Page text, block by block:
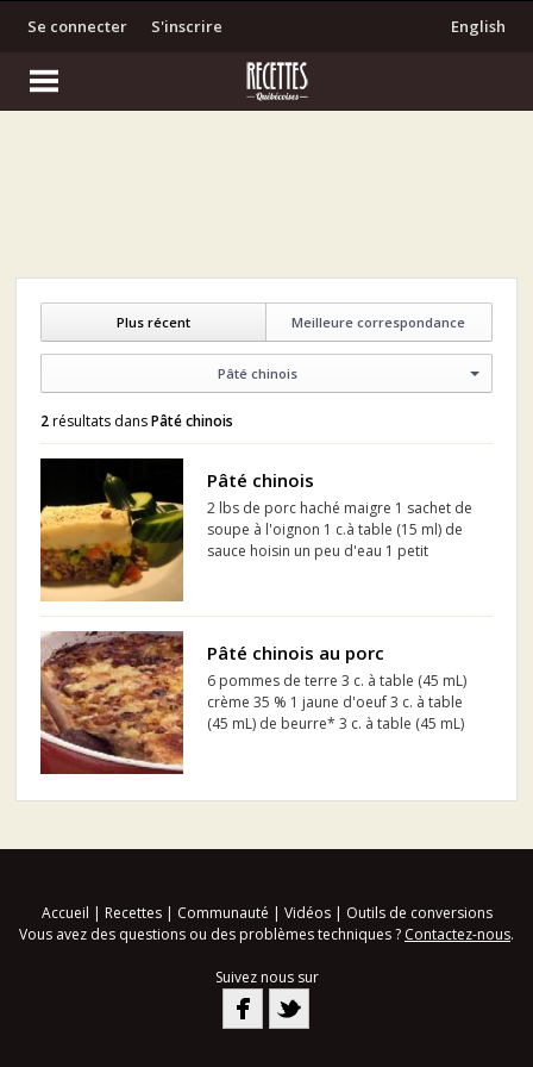
S'inscrire
Se connecter English
Meilleure correspondance
Plus récent
Pâté chinois
2résultats dansPâté chinois
Pâté chinois
2 lbs de porc haché maigre 1 sachet de
soupe à l'oignon 1 c.à table (15 ml) de
sauce hoisin un peu d'eau 1 petit
1 tasse de légumes au goût Pommes de
Pâté chinois au porc
6 pommes de terre 3 c. à table (45 mL)
crème 35 % 1 jaune d'oeuf 3 c. à table
(45 mL) de beurre* 3 c. à table (45 mL)
Accueil | Recettes| Communauté | Vidéos| Outils de conversions
Vous avez des questions ou des problèmes techniques ? Contactez-nous.
Suivez nous sur